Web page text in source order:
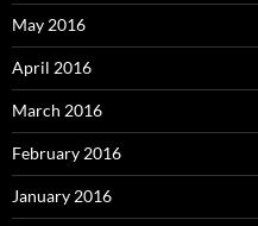
May 2016
April 2016
March 2016
February 2016
January 2016